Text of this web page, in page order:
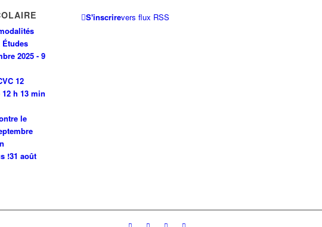
2025 - 9
12
12 h 13 min
le
!31 août
S'inscrirevers flux RSS